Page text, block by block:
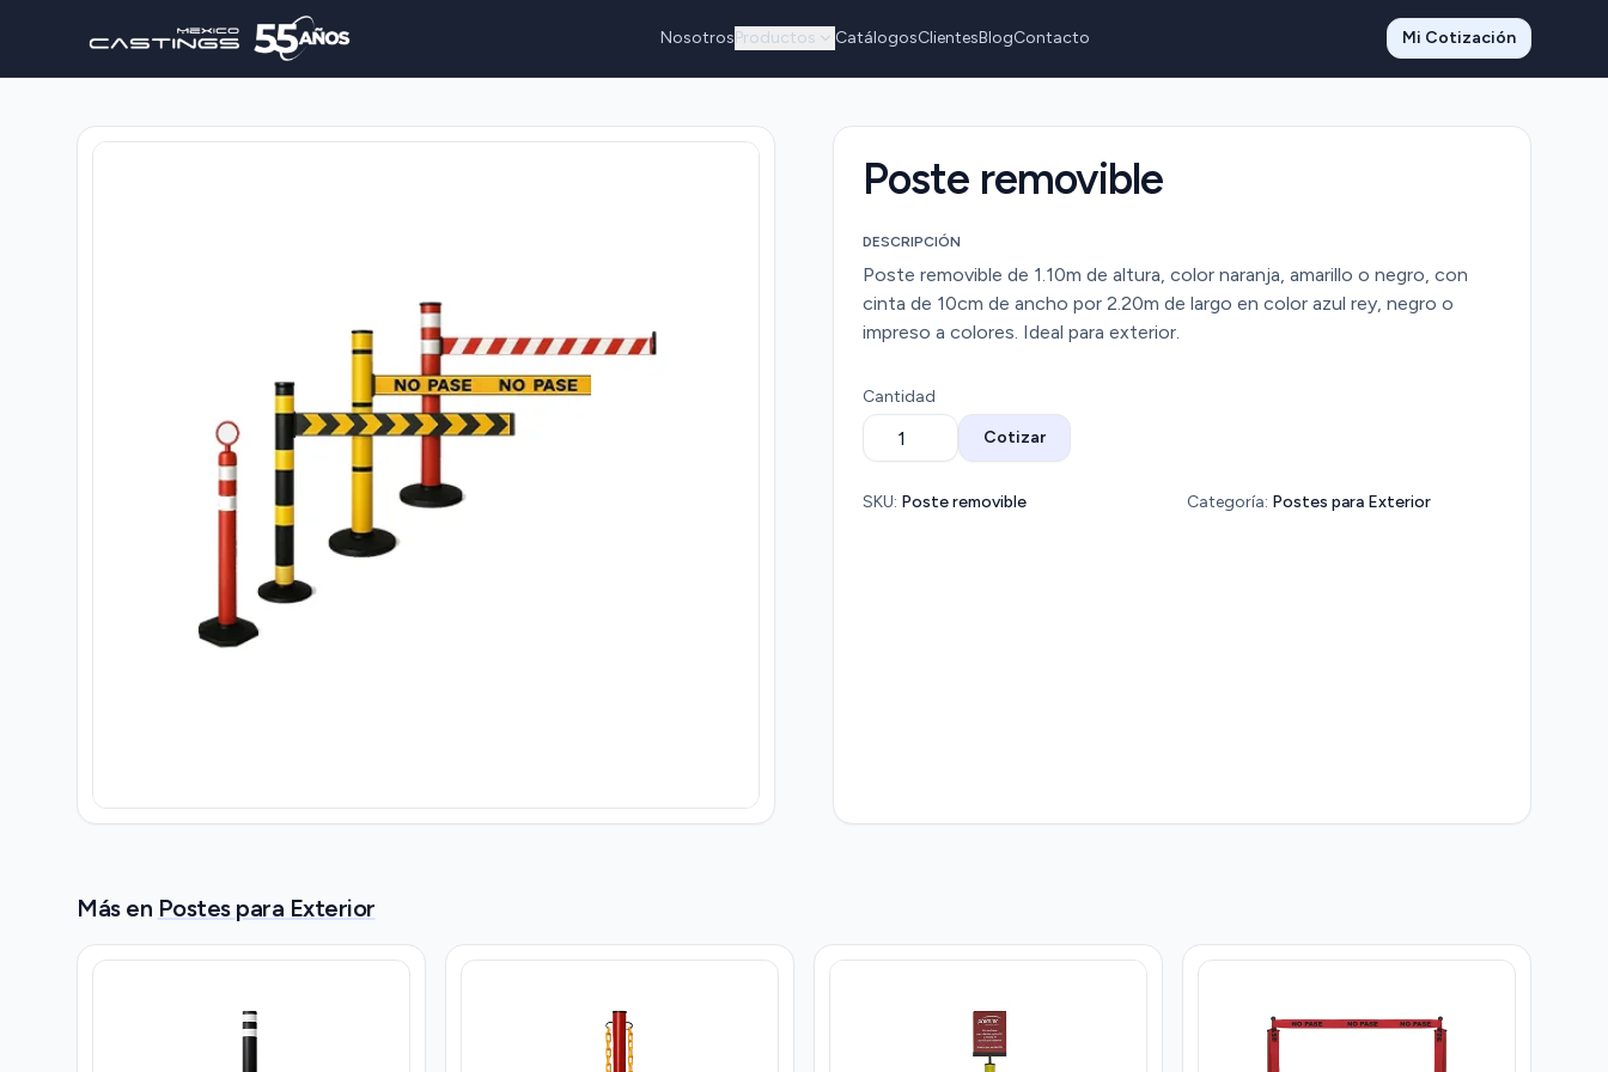
NosotrosProductos CatálogosClientesBlogContacto Mi Cotización
Poste removible
DESCRIPCIÓN
Poste removible de 1.10m de altura, color naranja, amarillo o negro, con
cinta de 10cm de ancho por 2.20m de largo en color azul rey, negro o
impreso a colores. Ideal para exterior.
Cantidad
Cotizar
SKU: Poste removible Categoría: Postes para Exterior
Más en Postes para Exterior